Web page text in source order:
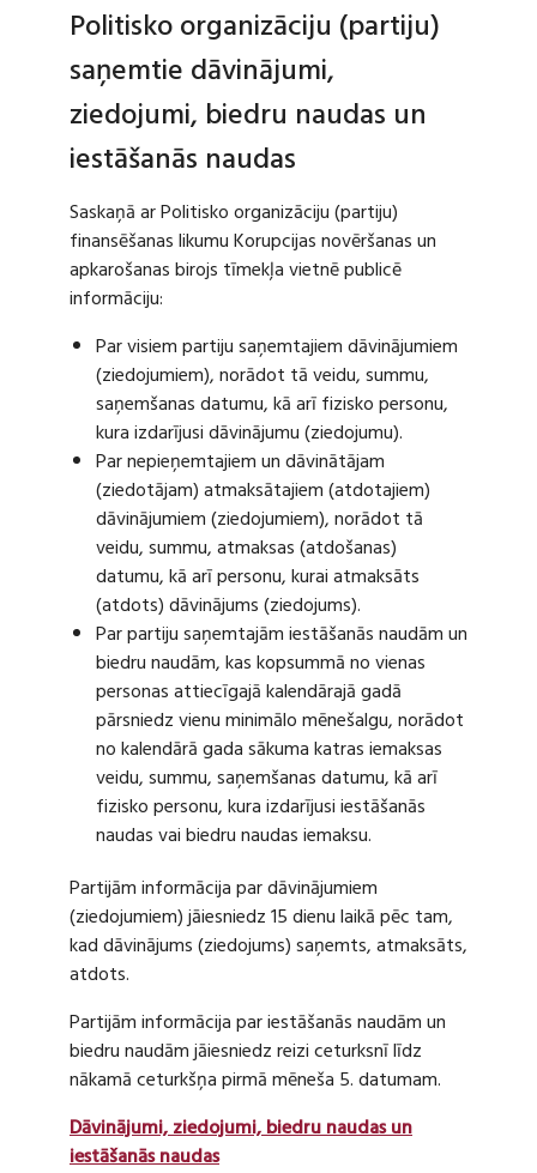
Politisko organizāciju (partiju)
saņemtie dāvinājumi,
ziedojumi, biedru naudas un
iestāšanās naudas
Saskaņā ar Politisko organizāciju (partiju)
finansēšanas likumu Korupcijas novēršanas un
apkarošanas birojs tīmekļa vietnē publicē
informāciju:
Par visiem partiju saņemtajiem dāvinājumiem
(ziedojumiem), norādot tā veidu, summu,
saņemšanas datumu, kā arī fizisko personu,
kura izdarījusi dāvinājumu (ziedojumu).
Par nepieņemtajiem un dāvinātājam
(ziedotājam) atmaksātajiem (atdotajiem)
dāvinājumiem (ziedojumiem), norādot tā
veidu, summu, atmaksas (atdošanas)
datumu, kā arī personu, kurai atmaksāts
(atdots) dāvinājums (ziedojums).
Par partiju saņemtajām iestāšanās naudām un
biedru naudām, kas kopsummā no vienas
personas attiecīgajā kalendārajā gadā
pārsniedz vienu minimālo mēnešalgu, norādot
no kalendārā gada sākuma katras iemaksas
veidu, summu, saņemšanas datumu, kā arī
fizisko personu, kura izdarījusi iestāšanās
naudas vai biedru naudas iemaksu.
Partijām informācija par dāvinājumiem
(ziedojumiem) jāiesniedz 15 dienu laikā pēc tam,
kad dāvinājums (ziedojums) saņemts, atmaksāts,
atdots.
Partijām informācija par iestāšanās naudām un
biedru naudām jāiesniedz reizi ceturksnī līdz
nākamā ceturkšņa pirmā mēneša 5. datumam.
Dāvinājumi, ziedojumi, biedru naudas un
iestāšanās naudas